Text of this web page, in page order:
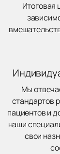
Итоговая
Мы
стандартов
пациентов и
наши
свои